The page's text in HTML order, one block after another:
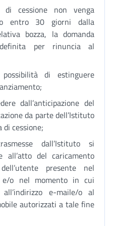
di cessione non venga
entro 30 giorni dalla
bozza, la domanda
per rinuncia al
di estinguere
dall’anticipazione del
da parte dell’Istituto
cessione;
dall’Istituto si
all’atto del caricamento
presente nel
e/o nel momento in cui
e-maile/o al
autorizzati a tale fine